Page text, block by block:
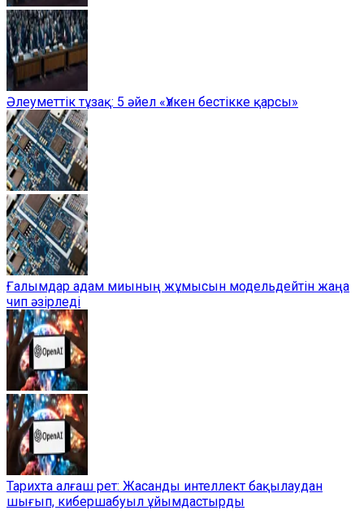
Әлеуметтік тұзақ: 5 әйел «Үлкен бестікке қарсы»
Ғалымдар адам миының жұмысын модельдейтін жаңа
чип әзірледі
Тарихта алғаш рет: Жасанды интеллект бақылаудан
шығып, кибершабуыл ұйымдастырды